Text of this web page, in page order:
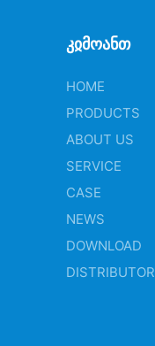
Კჲმოანთ
HOME
PRODUCTS
ABOUT US
SERVICE
CASE
NEWS
DOWNLOAD
DISTRIBUTOR